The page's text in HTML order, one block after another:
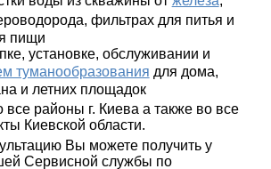
фильтрах для питья и
пищи
установке, обслуживании и
туманообразования для дома,
и летних площадок
районы г. Киева а также во все
Киевской области.
Вы можете получить у
Сервисной службы по